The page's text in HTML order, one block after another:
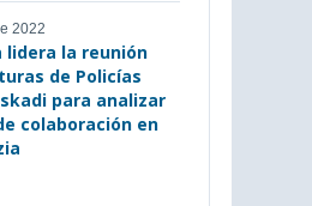
2022
lidera la reunión
de Policías
para analizar
colaboración en